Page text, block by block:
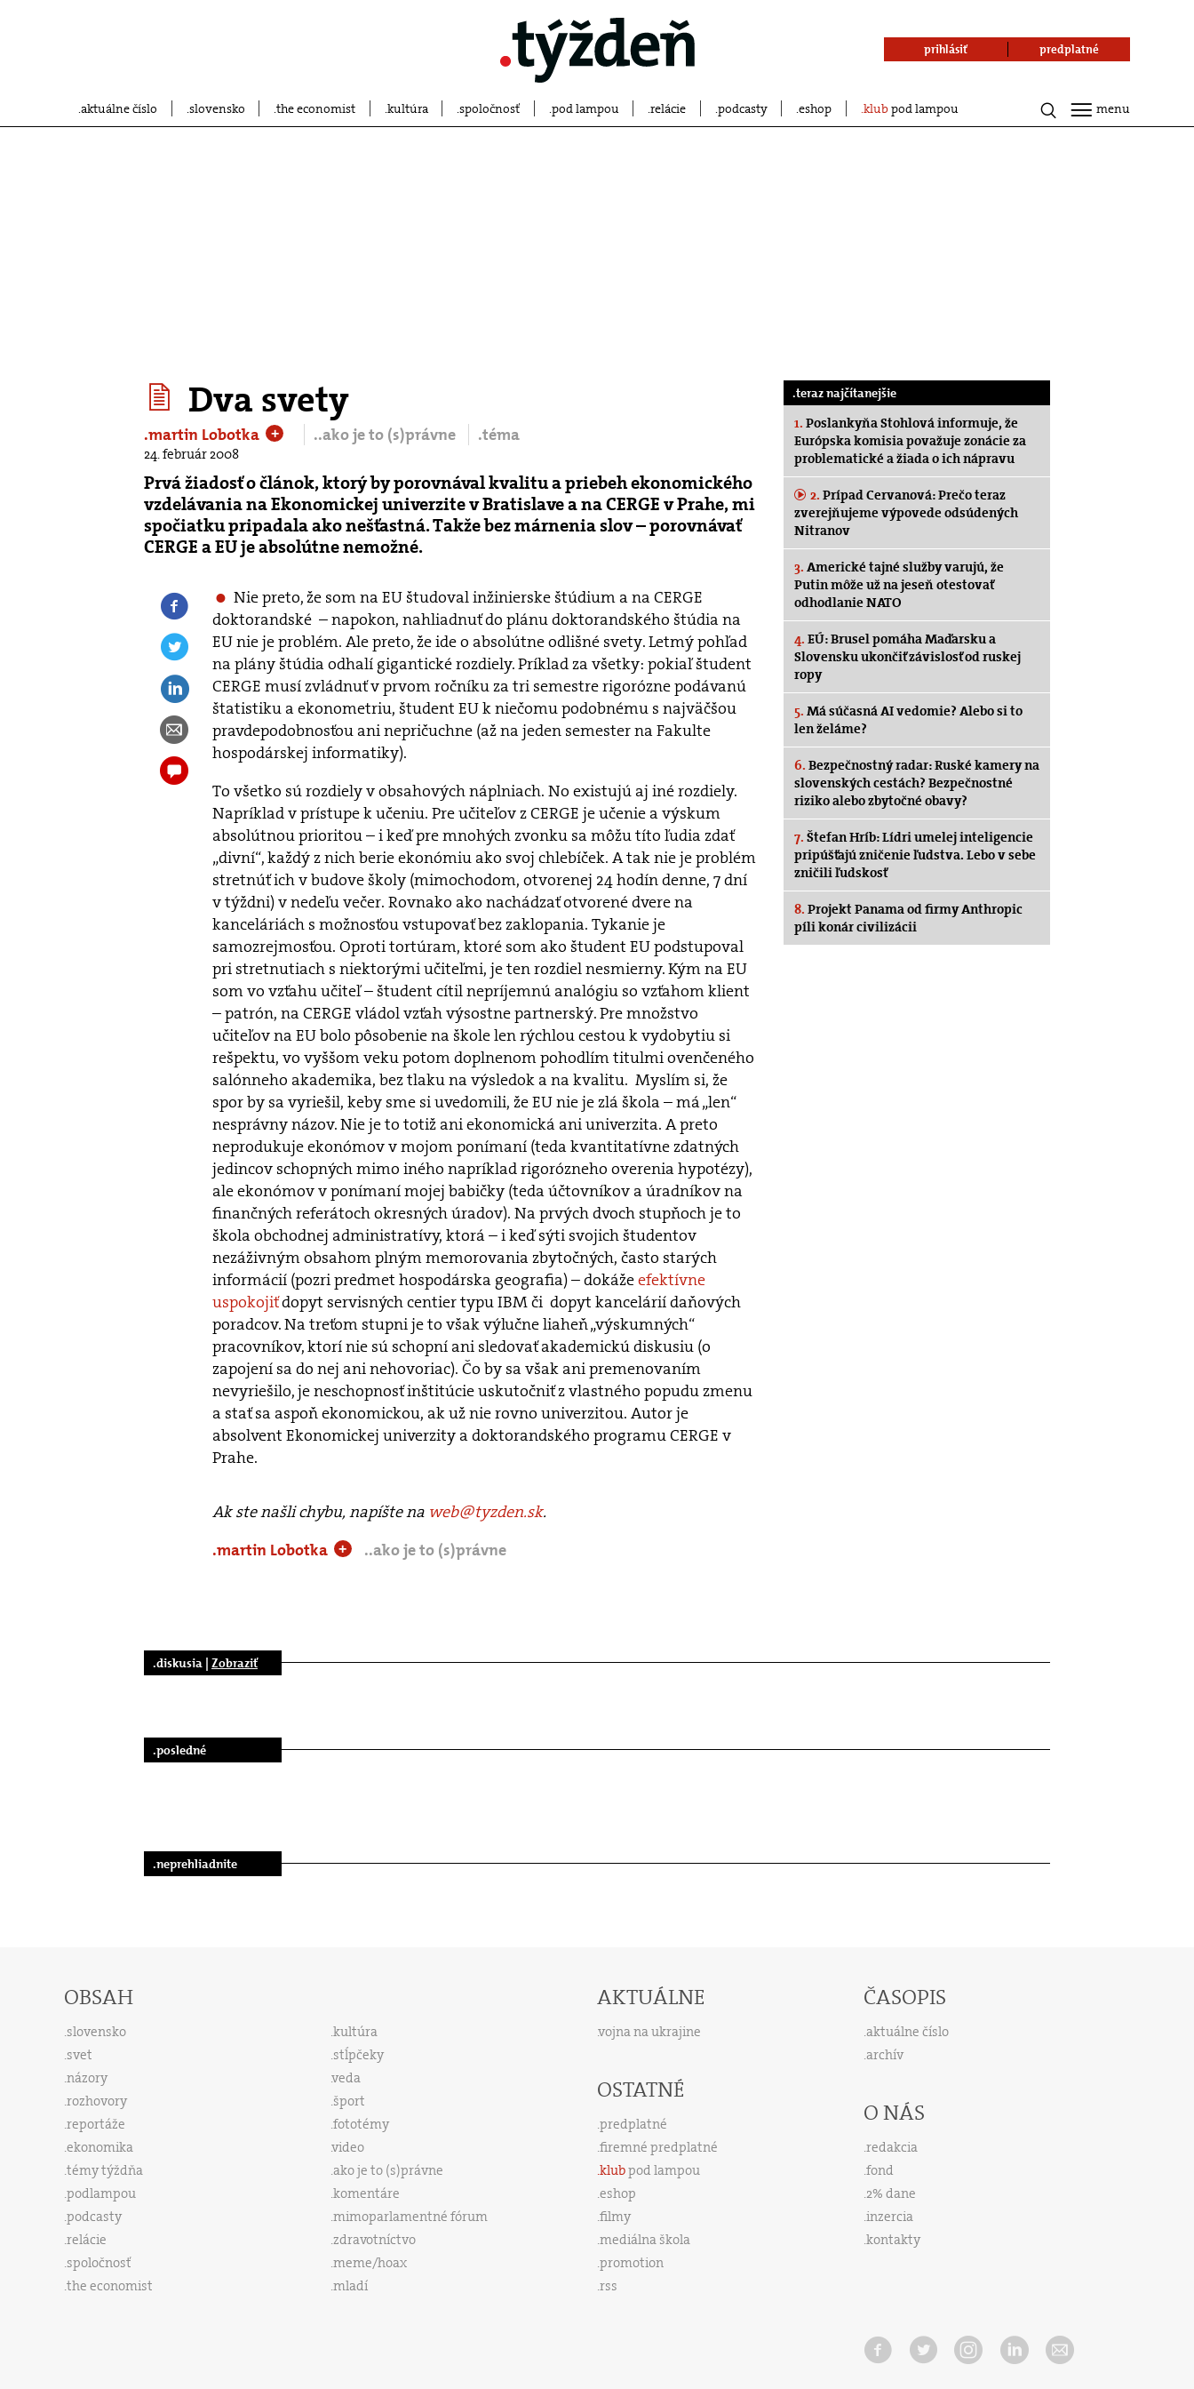
aktuálne číslo slovensko the economist kultúra spoločnosť pod lampou relácie podcasty eshop klubpod lampou
prihlásiť predplatné
menu
Dva svety
.martin Lobotka + ..ako je to (s)právne .téma
24. február 2008
Prvá žiadosť o článok, ktorý by porovnával kvalitu a priebeh ekonomického
vzdelávania na Ekonomickej univerzite v Bratislave a na CERGE v Prahe, mi
spočiatku pripadala ako nešťastná. Takže bez márnenia slov – porovnávať
CERGE a EU je absolútne nemožné.
Nie preto, že som na EU študoval inžinierske štúdium a na CERGE
doktorandské – napokon, nahliadnuť do plánu doktorandského štúdia na
EU nie je problém. Ale preto, že ide o absolútne odlišné svety. Letmý pohľad
na plány štúdia odhalí gigantické rozdiely. Príklad za všetky: pokiaľ študent
CERGE musí zvládnuť v prvom ročníku za tri semestre rigorózne podávanú
štatistiku a ekonometriu, študent EU k niečomu podobnému s najväčšou
pravdepodobnosťou ani nepričuchne (až na jeden semester na Fakulte
hospodárskej informatiky).
To všetko sú rozdiely v obsahových náplniach. No existujú aj iné rozdiely.
Napríklad v prístupe k učeniu. Pre učiteľov z CERGE je učenie a výskum
absolútnou prioritou – i keď pre mnohých zvonku sa môžu títo ľudia zdať
„divní“, každý z nich berie ekonómiu ako svoj chlebíček. A tak nie je problém
stretnúť ich v budove školy (mimochodom, otvorenej 24 hodín denne, 7 dní
v týždni) v nedeľu večer. Rovnako ako nachádzať otvorené dvere na
kanceláriách s možnosťou vstupovať bez zaklopania. Tykanie je
samozrejmosťou. Oproti tortúram, ktoré som ako študent EU podstupoval
pri stretnutiach s niektorými učiteľmi, je ten rozdiel nesmierny. Kým na EU
som vo vzťahu učiteľ – študent cítil nepríjemnú analógiu so vzťahom klient
– patrón, na CERGE vládol vzťah výsostne partnerský. Pre množstvo
učiteľov na EU bolo pôsobenie na škole len rýchlou cestou k vydobytiu si
rešpektu, vo vyššom veku potom doplnenom pohodlím titulmi ovenčeného
salónneho akademika, bez tlaku na výsledok a na kvalitu. Myslím si, že
spor by sa vyriešil, keby sme si uvedomili, že EU nie je zlá škola – má „len“
nesprávny názov. Nie je to totiž ani ekonomická ani univerzita. A preto
neprodukuje ekonómov v mojom ponímaní (teda kvantitatívne zdatných
jedincov schopných mimo iného napríklad rigorózneho overenia hypotézy),
ale ekonómov v ponímaní mojej babičky (teda účtovníkov a úradníkov na
finančných referátoch okresných úradov). Na prvých dvoch stupňoch je to
škola obchodnej administratívy, ktorá – i keď sýti svojich študentov
nezáživným obsahom plným memorovania zbytočných, často starých
informácií (pozri predmet hospodárska geografia) – dokážeefektívne
uspokojiťdopyt servisných centier typu IBM či dopyt kancelárií daňových
poradcov. Na treťom stupni je to však výlučne liaheň „výskumných“
pracovníkov, ktorí nie sú schopní ani sledovať akademickú diskusiu (o
zapojení sa do nej ani nehovoriac). Čo by sa však ani premenovaním
nevyriešilo, je neschopnosť inštitúcie uskutočniť z vlastného popudu zmenu
a stať sa aspoň ekonomickou, ak už nie rovno univerzitou. Autor je
absolvent Ekonomickej univerzity a doktorandského programu CERGE v
Prahe.
Ak ste našli chybu, napíšte na web@tyzden.sk.
.martin Lobotka
+ ..ako je to (s)právne
.teraz najčítanejšie
1. Poslankyňa Stohlová informuje, že
Európska komisia považuje zonácie za
problematické a žiada o ich nápravu
2. Prípad Cervanová: Prečo teraz
zverejňujeme výpovede odsúdených
Nitranov
3. Americké tajné služby varujú, že
Putin môže už na jeseň otestovať
odhodlanie NATO
4. EÚ: Brusel pomáha Maďarsku a
Slovensku ukončiť závislosť od ruskej
ropy
5. Má súčasná AI vedomie? Alebo si to
len želáme?
6. Bezpečnostný radar: Ruské kamery na
slovenských cestách? Bezpečnostné
riziko alebo zbytočné obavy?
7. Štefan Hríb: Lídri umelej inteligencie
pripúšťajú zničenie ľudstva. Lebo v sebe
zničili ľudskosť
8. Projekt Panama od firmy Anthropic
píli konár civilizácii
.diskusia | Zobraziť
.posledné
.neprehliadnite
OBSAH
slovensko
svet
názory
rozhovory
reportáže
ekonomika
témy týždňa
podlampou
podcasty
relácie
spoločnosť
the economist
kultúra
stĺpčeky
veda
šport
fototémy
video
ako je to (s)právne
komentáre
mimoparlamentné fórum
zdravotníctvo
meme/hoax
mladí
AKTUÁLNE
vojna na ukrajine
OSTATNÉ
predplatné
firemné predplatné
klubpod lampou
eshop
filmy
mediálna škola
promotion
rss
ČASOPIS
aktuálne číslo
archív
O NÁS
redakcia
fond
2% dane
inzercia
kontakty